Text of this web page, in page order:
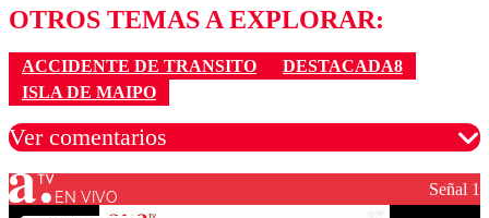
OTROS TEMAS A EXPLORAR:
ACCIDENTE DE TRANSITO
DESTACADA8
ISLA DE MAIPO
Ver comentarios
Los comentarios son moderados para garantizar un
EN VIVO Señal 1